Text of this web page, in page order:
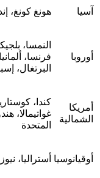
آسيا هونغ كونغ،
أوروبا
النمسا،
فرنسا،
البرتغال،
أمريكا
الشمالية
كندا،
غواتيمالا،
المتحدة
أوقيانوسيا أستراليا،